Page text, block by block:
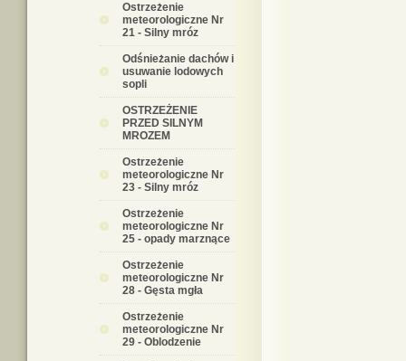
Ostrzeżenie
meteorologiczne Nr
21 - Silny mróz
Odśnieżanie dachów i
usuwanie lodowych
sopli
OSTRZEŻENIE
PRZED SILNYM
MROZEM
Ostrzeżenie
meteorologiczne Nr
23 - Silny mróz
Ostrzeżenie
meteorologiczne Nr
25 - opady marznące
Ostrzeżenie
meteorologiczne Nr
28 - Gęsta mgła
Ostrzeżenie
meteorologiczne Nr
29 - Oblodzenie